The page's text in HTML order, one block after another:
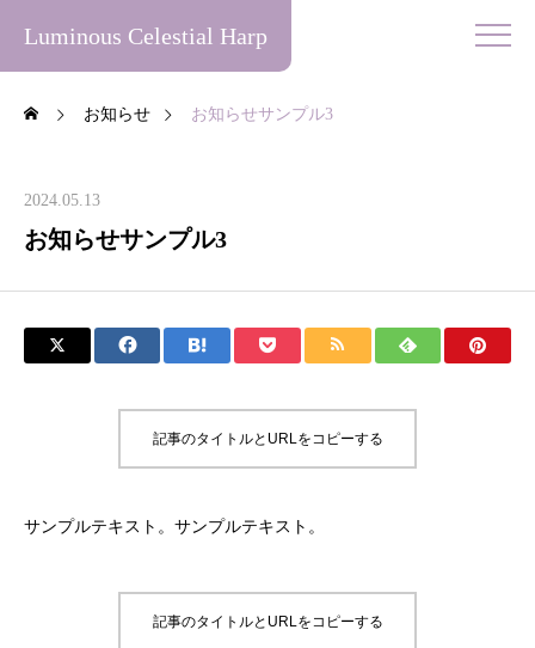
Luminous Celestial Harp
お知らせ お知らせサンプル3
2024.05.13
お知らせサンプル3
記事のタイトルとURLをコピーする
サンプルテキスト。サンプルテキスト。
記事のタイトルとURLをコピーする